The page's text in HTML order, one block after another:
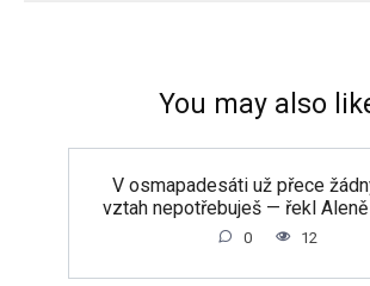
You may also
V osmapadesáti už přece
vztah nepotřebuješ — řekl Aleně
0 12